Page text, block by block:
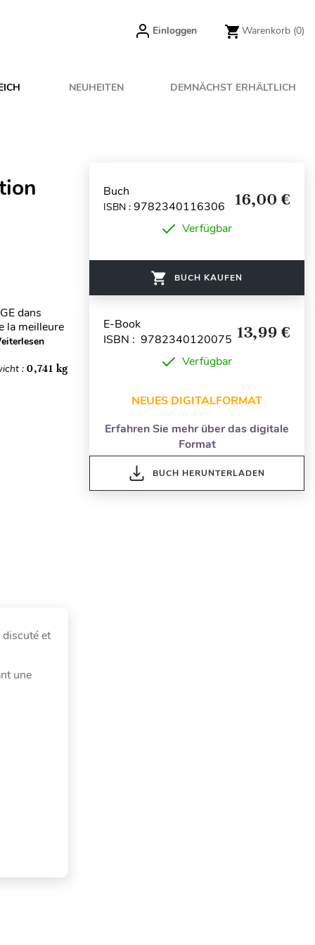
Einloggen Warenkorb (0)
NEUHEITEN DEMNÄCHST ERHÄLTLICH
dans
la meilleure
:0,741 kg
et
une
Buch
ISBN : 9782340116306 16,00 €
Verfügbar
BUCH KAUFEN
E-Book
ISBN : 9782340120075 13,99 €
Verfügbar
NEUES DIGITALFORMAT
Erfahren Sie mehr über das digitale
Format
BUCH HERUNTERLADEN